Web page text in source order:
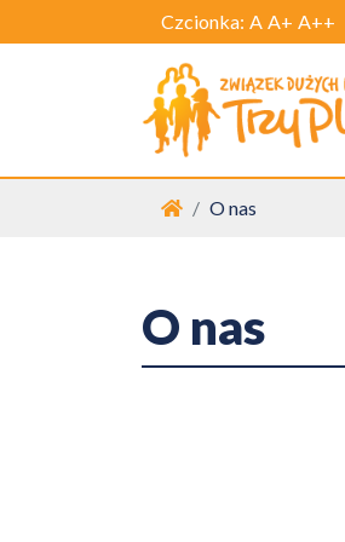
Czcionka: A A+ A++
Strona główna
O nas
O nas